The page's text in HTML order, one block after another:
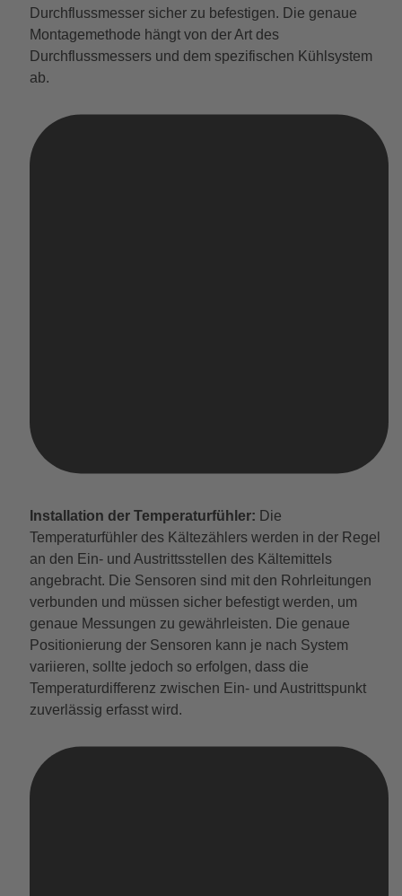
Durchflussmesser sicher zu befestigen. Die genaue
Montagemethode hängt von der Art des
Durchflussmessers und dem spezifischen Kühlsystem
ab.
Installation der Temperaturfühler: Die
Temperaturfühler des Kältezählers werden in der Regel
an den Ein- und Austrittsstellen des Kältemittels
angebracht. Die Sensoren sind mit den Rohrleitungen
verbunden und müssen sicher befestigt werden, um
genaue Messungen zu gewährleisten. Die genaue
Positionierung der Sensoren kann je nach System
variieren, sollte jedoch so erfolgen, dass die
Temperaturdifferenz zwischen Ein- und Austrittspunkt
zuverlässig erfasst wird.